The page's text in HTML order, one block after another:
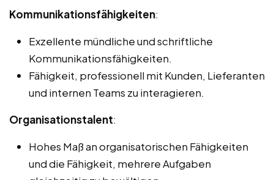
Kommunikationsfähigkeiten:
Exzellente mündliche und schriftliche
Kommunikationsfähigkeiten.
Fähigkeit, professionell mit Kunden, Lieferanten
und internen Teams zu interagieren.
Organisationstalent:
Hohes Maß an organisatorischen Fähigkeiten
und die Fähigkeit, mehrere Aufgaben